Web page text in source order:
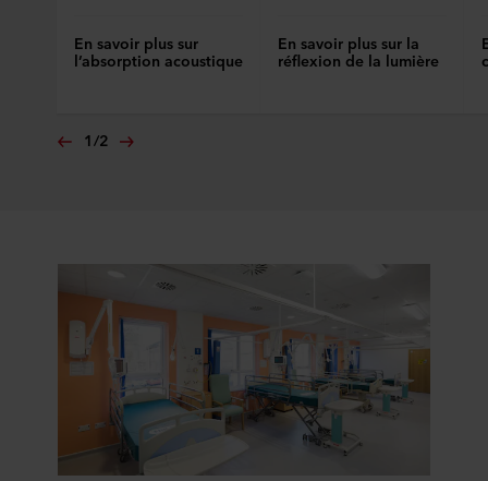
En savoir plus sur
l’absorption acoustique
En savoir plus sur la
réflexion de la lumière
1/2